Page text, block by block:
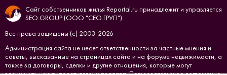
Сайт собственников жилья Reportal.ru принадлежит и управляется
SEO.GROUP (ООО "СЕО.ГРУП").
Все права защищены (с) 2003-2026
Администрация сайта не несет ответственности за частные мнения и
советы, высказанные на страницах сайта и на форуме недвижимости, а
также за договоры, сделки и другие отношения, которые могут